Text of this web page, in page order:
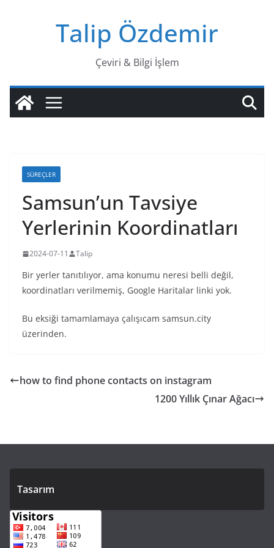
Talip Özdemir
Çeviri & Bilgi İşlem
SÜREÇLER
Samsun’un Tavsiye
Yerlerinin Koordinatları
2024-07-11 Talip
Bir yerler tanıtılıyor, ama konumu neresi belli değil,
koordinatları verilmemiş, Google Haritalar linki yok.
Bu eksiği tamamlamaya çalışıcam samsun.city
üzerinden.
how to find phone contacts on instagram
1200 Yıllık Çınar Ağacı
Tasarım